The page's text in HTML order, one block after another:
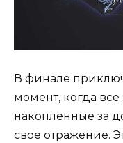
В финале
момент, когда
накопленные за
свое отражение.